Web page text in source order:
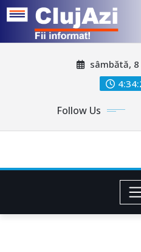
sâmbătă,
Follow Us